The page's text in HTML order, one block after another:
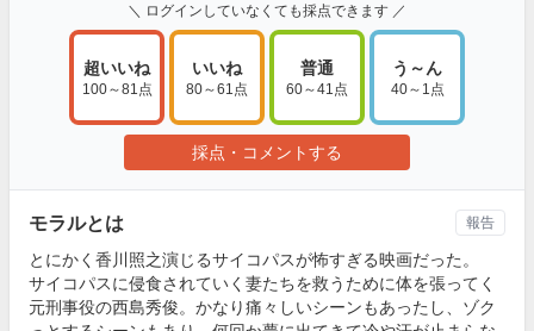
＼ ログインしていなくても採点できます ／
超いいね
100～81点
いいね
80～61点
普通
60～41点
う～ん
40～1点
採点・コメントする
モラルとは
とにかく香川照之演じるサイコパスが怖すぎる映画だった。
サイコパスに侵食されていく妻たちを救うために体を張ってく
元刑事役の西島秀俊。かなり痛々しいシーンもあったし、ゾク
報告